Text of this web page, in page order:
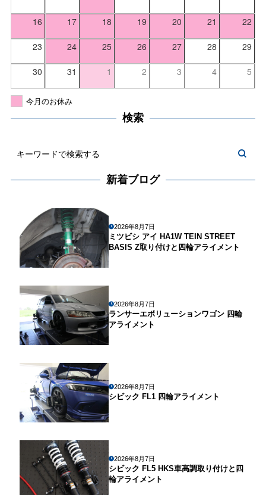
16 17 18 19 20 21 22
23 24 25 26 27 28 29
30 31 1 2 3 4 5
今月のお休み
検索
新着ブログ
2026年8月7日
ミツビシ アイ HA1W TEIN STREET
BASIS Z取り付けと四輪アライメント
2026年8月7日
ランサーエボリューションワゴン 四輪
アライメント
2026年8月7日
シビック FL1 四輪アライメント
2026年8月7日
シビック FL5 HKS車高調取り付けと四
輪アライメント